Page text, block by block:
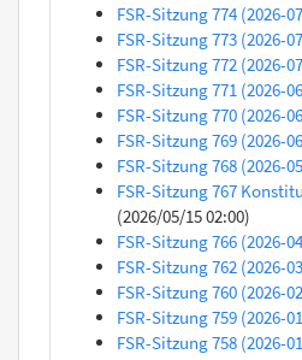
FSR-Sitzung 774 (2026-
FSR-Sitzung 773 (2026-
FSR-Sitzung 772 (2026-
FSR-Sitzung 771 (2026-
FSR-Sitzung 770 (2026-
FSR-Sitzung 769 (2026-
FSR-Sitzung 768 (2026-
FSR-Sitzung 767
(2026/05/15 02:00)
FSR-Sitzung 766 (2026-
FSR-Sitzung 762 (2026-
FSR-Sitzung 760 (2026-
FSR-Sitzung 759 (2026-
FSR-Sitzung 758 (2026-